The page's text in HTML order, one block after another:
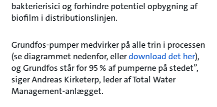
bakterierisici og forhindre potentiel opbygning af
biofilm i distributionslinjen.
Grundfos-pumper medvirker på alle trin i processen
(se diagrammet nedenfor, ellerdownload det her),
og Grundfos står for 95 % af pumperne på stedet”,
siger Andreas Kirketerp, leder af Total Water
Management-anlægget.